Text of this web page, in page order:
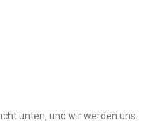
unten, und wir werden uns